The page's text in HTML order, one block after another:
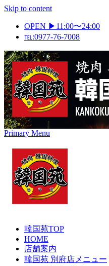
Skip to content
OPEN ▶11:00〜24:00
℡:0977-76-7008
Primary Menu
韓国苑TOP
HOME
店舗案内
韓国苑 別府店メニュー